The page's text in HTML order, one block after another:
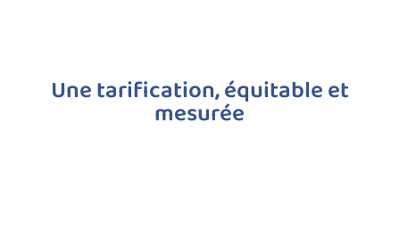
Une tarification, équitable et
mesurée